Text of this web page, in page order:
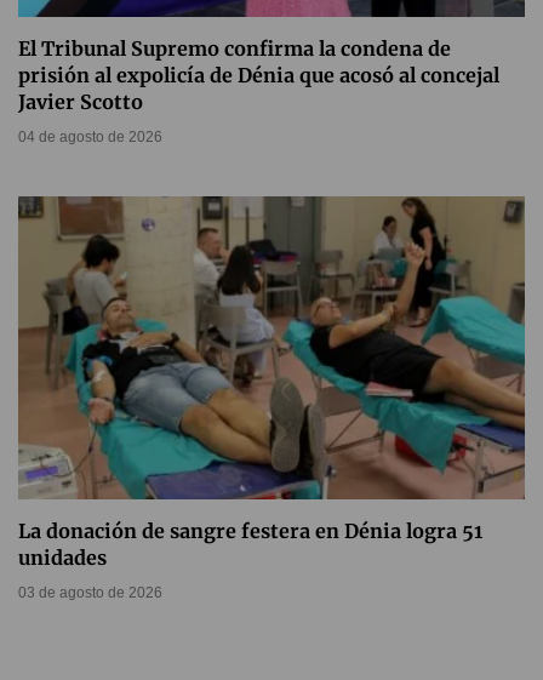
El Tribunal Supremo confirma la condena de
prisión al expolicía de Dénia que acosó al concejal
Javier Scotto
04 de agosto de 2026
La donación de sangre festera en Dénia logra 51
unidades
03 de agosto de 2026